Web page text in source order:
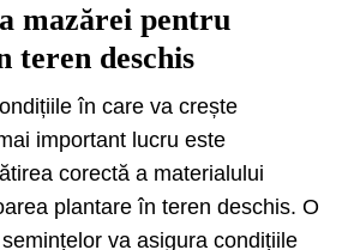
mazărei pentru
teren deschis
în care va crește
important lucru este
corectă a materialului
plantare în teren deschis. O
va asigura condițiile